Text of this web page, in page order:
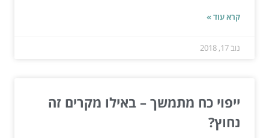
קרא עוד »
נוב 17, 2018
ייפוי כח מתמשך – באילו מקרים זה
נחוץ?